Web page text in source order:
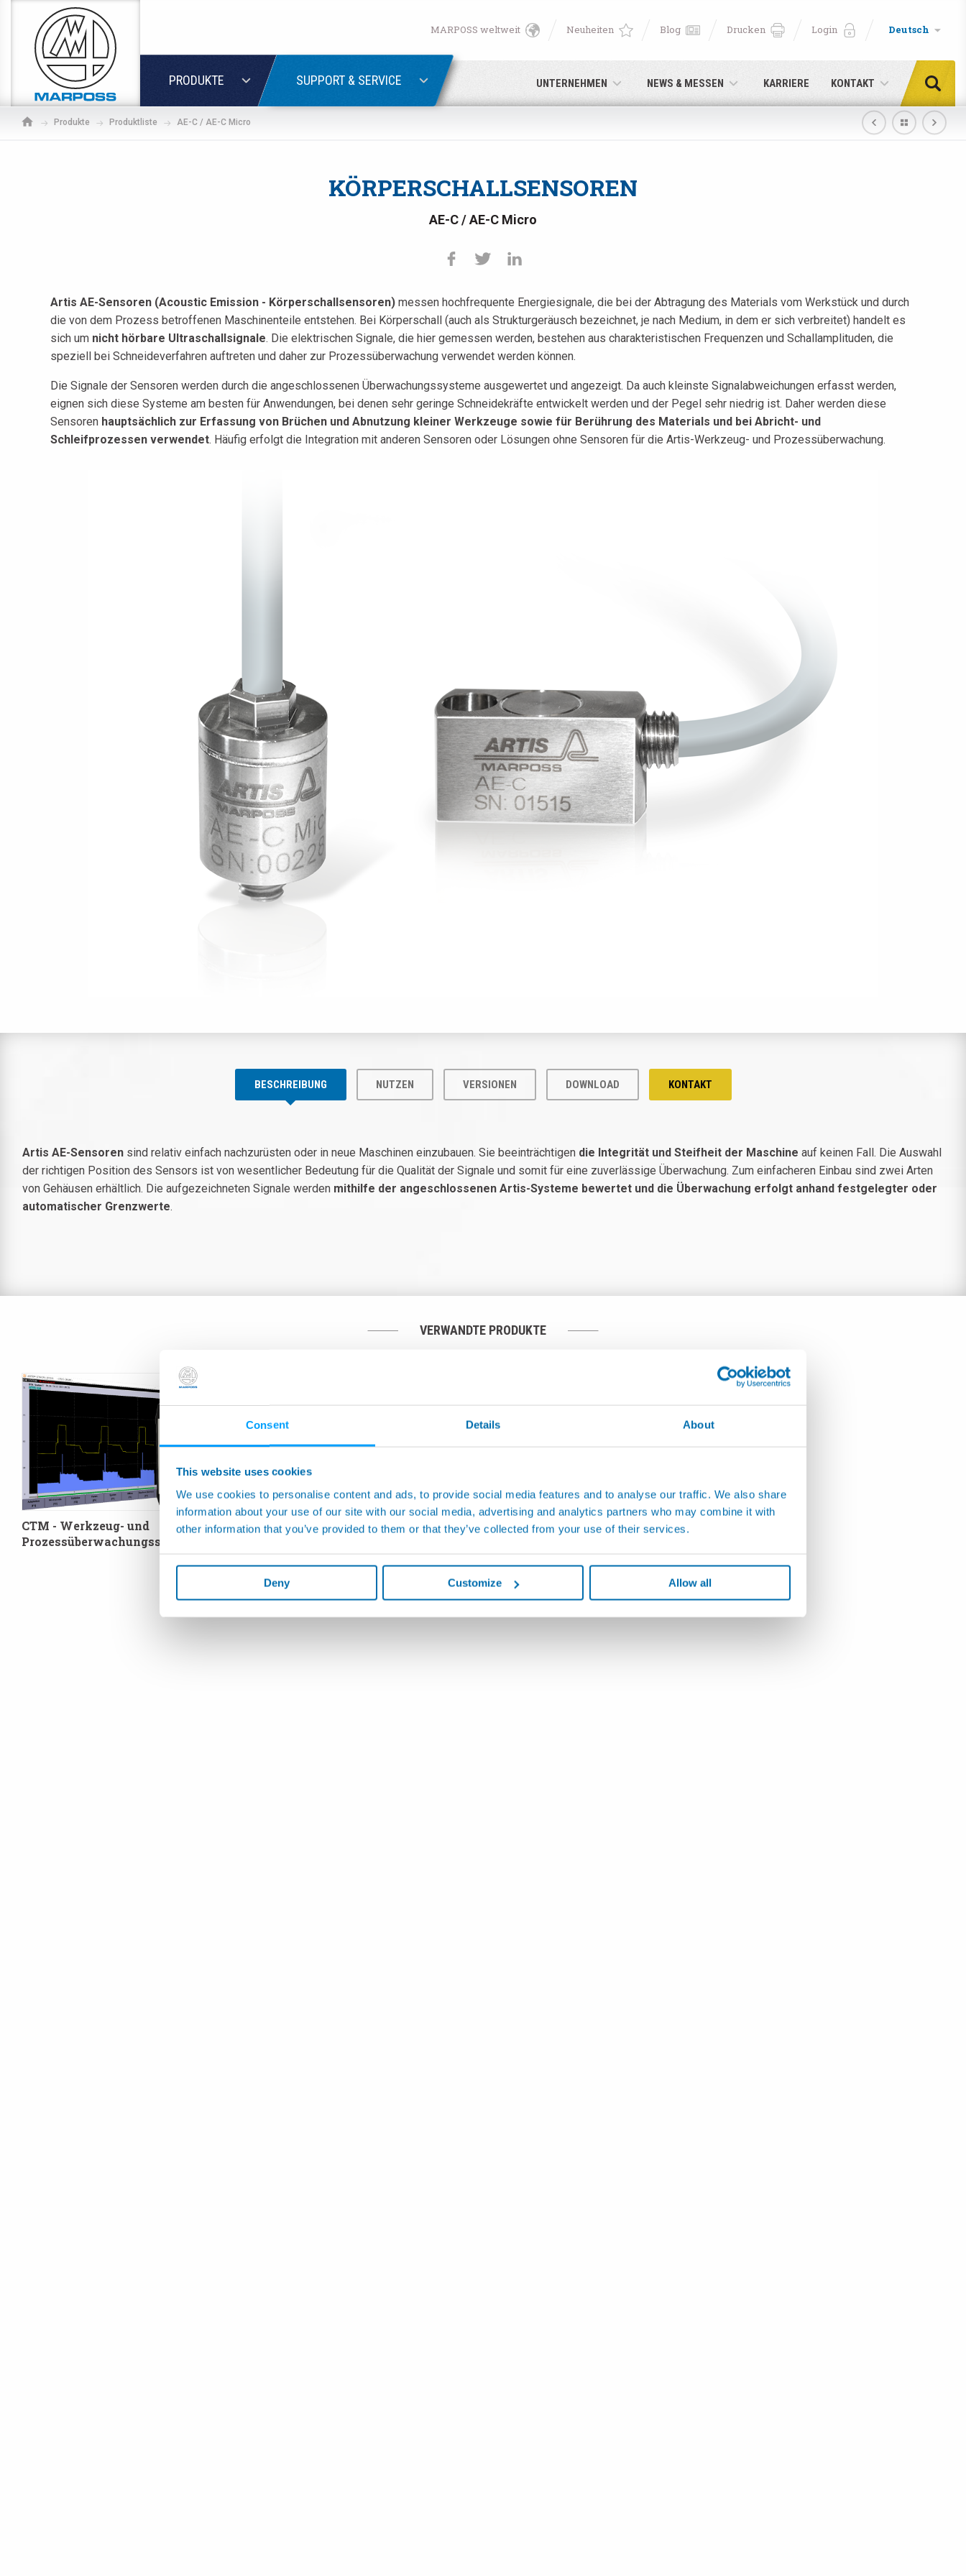
Consent Details About
This website uses cookies
We use cookies to personalise content and ads, to provide social media features and to analyse our traffic. We also share
information about your use of our site with our social media, advertising and analytics partners who may combine it with
other information that you’ve provided to them or that they’ve collected from your use of their services.
Deny Customize Allow all
PRODUKTE SUPPORT & SERVICE UNTERNEHMEN NEWS & MESSEN KARRIERE KONTAKT
MARPOSS weltweit Neuheiten Blog Drucken Login Deutsch
Produkte Produktliste AE-C / AE-C Micro
KÖRPERSCHALLSENSOREN
AE-C / AE-C Micro
Artis AE-Sensoren (Acoustic Emission - Körperschallsensoren)messen hochfrequente Energiesignale, die bei der Abtragung des Materials vom Werkstück und durch
die von dem Prozess betroffenen Maschinenteile entstehen. Bei Körperschall (auch als Strukturgeräusch bezeichnet, je nach Medium, in dem er sich verbreitet) handelt es
sich um nicht hörbare Ultraschallsignale. Die elektrischen Signale, die hier gemessen werden, bestehen aus charakteristischen Frequenzen und Schallamplituden, die
speziell bei Schneideverfahren auftreten und daher zur Prozessüberwachung verwendet werden können.
Die Signale der Sensoren werden durch die angeschlossenen Überwachungssysteme ausgewertet und angezeigt. Da auch kleinste Signalabweichungen erfasst werden,
eignen sich diese Systeme am besten für Anwendungen, bei denen sehr geringe Schneidekräfte entwickelt werden und der Pegel sehr niedrig ist. Daher werden diese
Sensoren hauptsächlich zur Erfassung von Brüchen und Abnutzung kleiner Werkzeuge sowie für Berührung des Materials und bei Abricht- und
Schleifprozessen verwendet. Häufig erfolgt die Integration mit anderen Sensoren oder Lösungen ohne Sensoren für die Artis-Werkzeug- und Prozessüberwachung.
BESCHREIBUNG NUTZEN VERSIONEN DOWNLOAD KONTAKT
Artis AE-Sensoren sind relativ einfach nachzurüsten oder in neue Maschinen einzubauen. Sie beeinträchtigen die Integrität und Steifheit der Maschine auf keinen Fall. Die Auswahl
der richtigen Position des Sensors ist von wesentlicher Bedeutung für die Qualität der Signale und somit für eine zuverlässige Überwachung. Zum einfacheren Einbau sind zwei Arten
von Gehäusen erhältlich. Die aufgezeichneten Signale werden mithilfe der angeschlossenen Artis-Systeme bewertet und die Überwachung erfolgt anhand festgelegter oder
automatischer Grenzwerte.
VERWANDTE PRODUKTE
CTM - Werkzeug- und
Prozessüberwachungssystem
GEMCPU - Werkzeug- und
English
Deutsch
Español
한국어 (Korean)
PASSWORTWIEDERHERSTELLUNG
Passwort
Wenn Sie noch nicht registriert sind, können Sie dies jetzt tun. Hier klicken!